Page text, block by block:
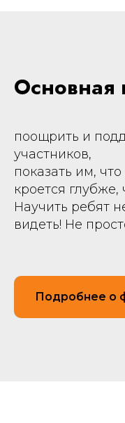
Основная
поощрить и
участников,
показать им,
кроется глубже,
Научить ребят
видеть! Не
Подробнее о